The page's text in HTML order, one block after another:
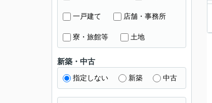
一戸建て 店舗・事務所
寮・旅館等 土地
新築・中古
指定しない 新築 中古